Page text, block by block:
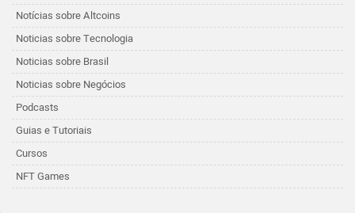
Notícias sobre Altcoins
Noticias sobre Tecnologia
Noticias sobre Brasil
Noticias sobre Negócios
Podcasts
Guias e Tutoriais
Cursos
NFT Games